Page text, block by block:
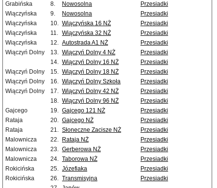
Grabińska
8. Nowosolna
Przesiadki
Wiączyńska
9. Nowosolna
Przesiadki
Wiączyńska
10. Wiączyńska 16 NŻ
Przesiadki
Wiączyńska
11. Wiączyńska 32 NŻ
Przesiadki
Wiączyńska
12. Autostrada A1 NŻ
Przesiadki
Wiączyń Dolny
13. Wiączyń Dolny 4 NŻ
Przesiadki
14. Wiączyń Dolny 16 NŻ
Przesiadki
Wiączyń Dolny
15. Wiączyń Dolny 18 NŻ
Przesiadki
Wiączyń Dolny
16. Wiączyń Dolny Szkoła
Przesiadki
Wiączyń Dolny
17. Wiączyń Dolny 42 NŻ
Przesiadki
18. Wiączyń Dolny 96 NŻ
Przesiadki
Gajcego
19. Gajcego 121 NŻ
Przesiadki
Rataja
20. Gajcego NŻ
Przesiadki
Rataja
21. Słoneczne Zacisze NŻ
Przesiadki
Malownicza
22. Rataja NŻ
Przesiadki
Malownicza
23. Gerberowa NŻ
Przesiadki
Malownicza
24. Taborowa NŻ
Przesiadki
Rokicińska
25. Józefiaka
Przesiadki
Rokicińska
26. Transmisyjna
Przesiadki